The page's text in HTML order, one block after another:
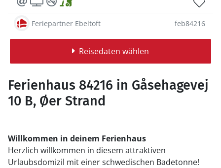
Feriepartner Ebeltoft feb84216
Reisedaten wählen
Ferienhaus 84216 in Gåsehagevej
10 B, Øer Strand
Willkommen in deinem Ferienhaus
Herzlich willkommen in diesem attraktiven
Urlaubsdomizil mit einer schwedischen Badetonne!